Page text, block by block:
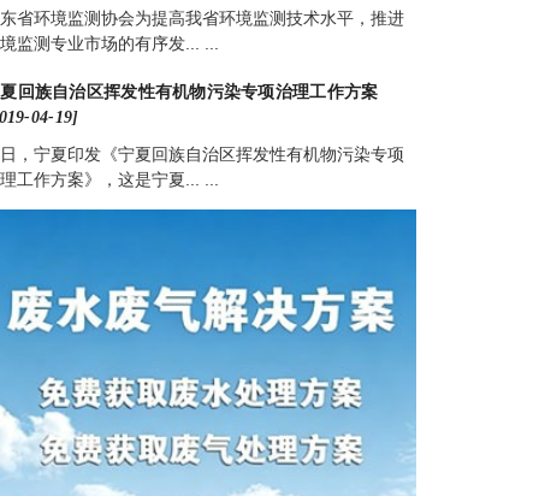
省环境监测协会为提高我省环境监测技术水平，推进
监测专业市场的有序发... ...
回族自治区挥发性有机物污染专项治理工作方案
04-19]
，宁夏印发《宁夏回族自治区挥发性有机物污染专项
工作方案》，这是宁夏... ...